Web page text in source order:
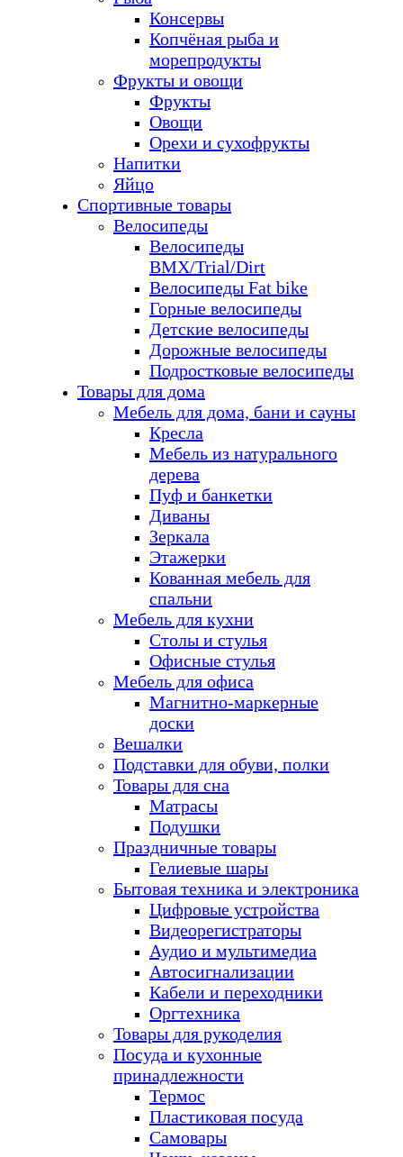
Консервы
Копчёная рыба и
морепродукты
Фрукты и овощи
Фрукты
Овощи
Орехи и сухофрукты
Напитки
Яйцо
Спортивные товары
Велосипеды
Велосипеды
BMX/Trial/Dirt
Велосипеды Fat bike
Горные велосипеды
Детские велосипеды
Дорожные велосипеды
Подростковые велосипеды
Товары для дома
Мебель для дома, бани и сауны
Кресла
Мебель из натурального
дерева
Пуф и банкетки
Диваны
Зеркала
Этажерки
Кованная мебель для
спальни
Мебель для кухни
Столы и стулья
Офисные стулья
Мебель для офиса
Магнитно-маркерные
доски
Вешалки
Подставки для обуви, полки
Товары для сна
Матрасы
Подушки
Праздничные товары
Гелиевые шары
Бытовая техника и электроника
Цифровые устройства
Видеорегистраторы
Аудио и мультимедиа
Автосигнализации
Кабели и переходники
Оргтехника
Товары для рукоделия
Посуда и кухонные
принадлежности
Термос
Пластиковая посуда
Самовары